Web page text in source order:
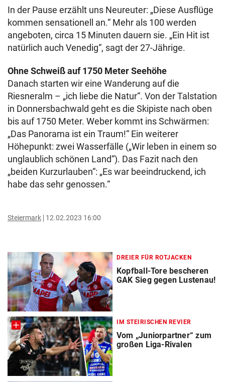
In der Pause erzählt uns Neureuter: „Diese Ausflüge
kommen sensationell an.“ Mehr als 100 werden
angeboten, circa 15 Minuten dauern sie. „Ein Hit ist
natürlich auch Venedig“, sagt der 27-Jährige.
Ohne Schweiß auf 1750 Meter Seehöhe
Danach starten wir eine Wanderung auf die
Riesneralm – „ich liebe die Natur“. Von der Talstation
in Donnersbachwald geht es die Skipiste nach oben
bis auf 1750 Meter. Weber kommt ins Schwärmen:
„Das Panorama ist ein Traum!“ Ein weiterer
Höhepunkt: zwei Wasserfälle („Wir leben in einem so
unglaublich schönen Land“). Das Fazit nach den
„beiden Kurzurlauben“: „Es war beeindruckend, ich
habe das sehr genossen.“
Steiermark 12.02.2023 16:00
DREIER FÜR ROTJACKEN
Kopfball-Tore bescheren
GAK Sieg gegen Lustenau!
IM STEIRISCHEN REVIER
Vom „Juniorpartner“ zum
großen Liga-Rivalen